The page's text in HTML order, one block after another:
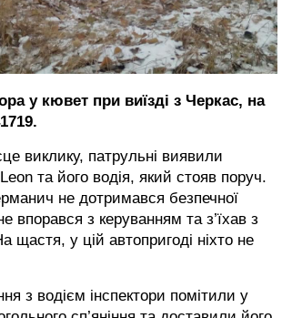
у кювет при виїзді з Черкас, на
виклику, патрульні виявили
та його водія, який стояв поруч.
не дотримався безпечної
впорався з керуванням та з’їхав з
щастя, у цій автопригоді ніхто не
з водієм інспектори помітили у